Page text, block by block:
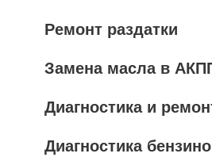
Ремонт раздатки
Замена масла в
Диагностика и
Диагностика